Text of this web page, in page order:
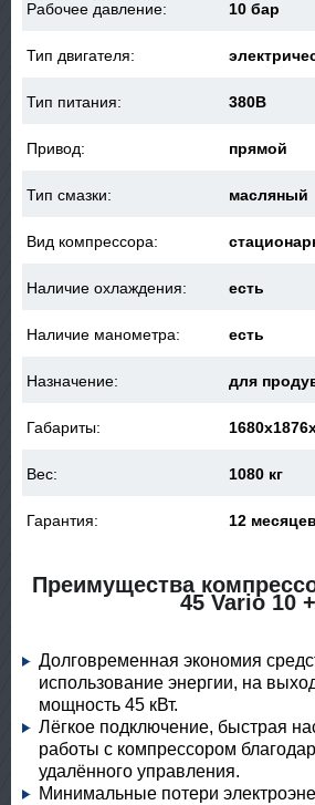
Рабочее давление: 10 бар
Тип двигателя:
Тип питания: 380В
Привод: прямой
Тип смазки: масляный
Вид компрессора:
Наличие охлаждения: есть
Наличие манометра: есть
Назначение: для
Габариты:
Вес: 1080 кг
Гарантия: 12 месяцев
Преимущества
45 Vario 10 +
Долговременная экономия
использование энергии, на
мощность 45 кВт.
Лёгкое подключение, быстрая
работы с компрессором
удалённого управления.
Минимальные потери